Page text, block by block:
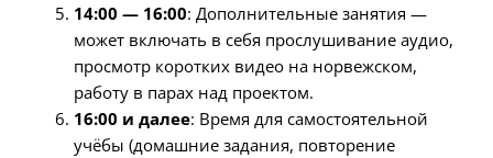
14:00 — 16:00: Дополнительные занятия —
может включать в себя прослушивание аудио,
просмотр коротких видео на норвежском,
работу в парах над проектом.
16:00 и далее: Время для самостоятельной
учёбы (домашние задания, повторение